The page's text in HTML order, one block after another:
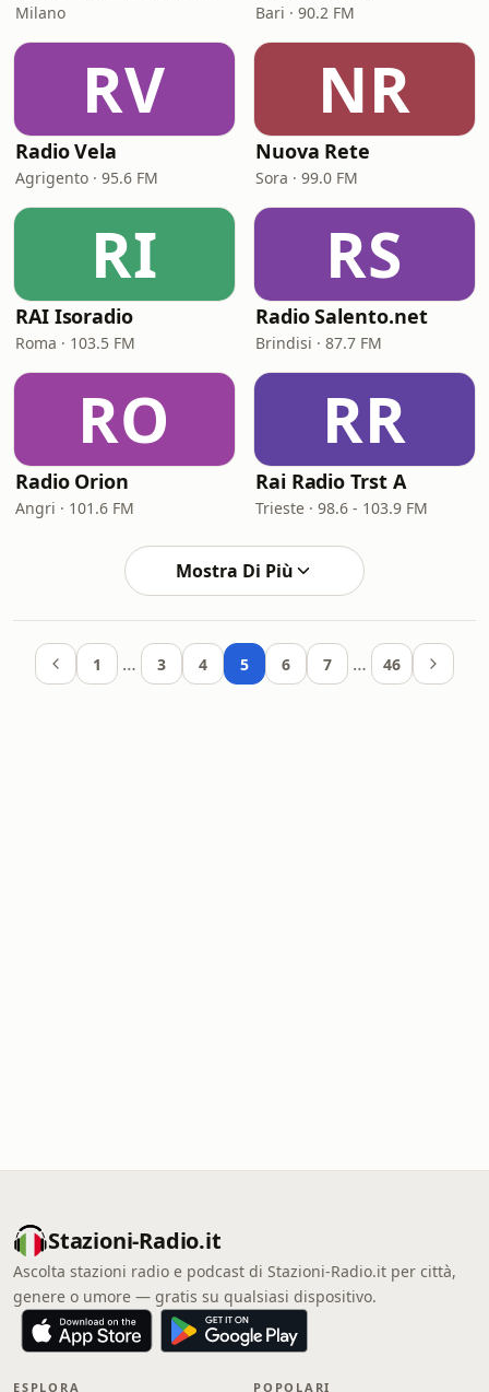
Milano Bari · 90.2 FM
RV
Radio Vela
Agrigento · 95.6 FM
NR
Nuova Rete
Sora · 99.0 FM
RI
RAI Isoradio
Roma · 103.5 FM
RS
Radio Salento.net
Brindisi · 87.7 FM
RO
Radio Orion
Angri · 101.6 FM
RR
Rai Radio Trst A
Trieste · 98.6 - 103.9 FM
Mostra Di Più
1 … 3 4 5 6 7 … 46
Stazioni-Radio.it
Ascolta stazioni radio e podcast di Stazioni-Radio.it per città,
genere o umore — gratis su qualsiasi dispositivo.
ESPLORA POPOLARI